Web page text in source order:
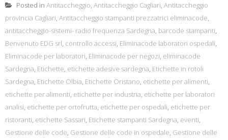
Posted in Antitaccheggio, Antitaccheggio Cagliari, Antitaccheggio
provincia Cagliari, Antitaccheggio stampanti prezzatrici eliminacode,
antitaccheggio-sistemi- radio frequenza Sardegna, barcode stampanti,
Benvenuto EDG srl, controllo accessi, Eliminacode laboratori ospedali,
Eliminacode per laboratori, Eliminacode per negozi, eliminacode
Sardegna, Etichette, etichette adesive sardegna, Etichette in rotoli
Sardegna, Etichette Olbia, Etichette Oristano, etichette per alimenti,
etichette per alimenti, etichette per industria, etichette per laboratori
analisi, etichette per ortofrutta, etichette per ospedali, etichette per
ristoranti, etichette Sassari, Etichette stampanti Sardegna, eventi,
Gestione delle code, Gestione delle code in ospedale, Gestione delle